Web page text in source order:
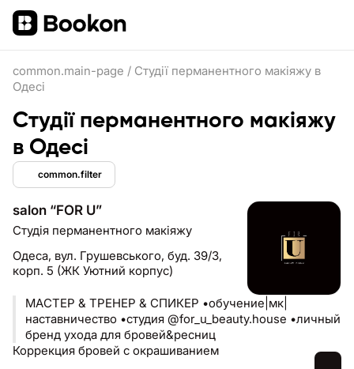
common.main-page / Студії перманентного макіяжу в
Одесі
Студії перманентного макіяжу
в Одесі
common.filter
salon “FOR U”
Студія перманентного макіяжу
Одеса, вул. Грушевського, буд. 39/3,
корп. 5 (ЖК Уютний корпус)
МАСТЕР & ТРЕНЕР & СПИКЕР •обучение|мк|
наставничество •студия @for_u_beauty.house •личный
бренд ухода для бровей&ресниц
Коррекция бровей с окрашиванием